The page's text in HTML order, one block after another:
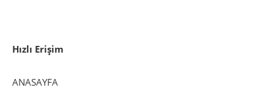
Hızlı Erişim
ANASAYFA